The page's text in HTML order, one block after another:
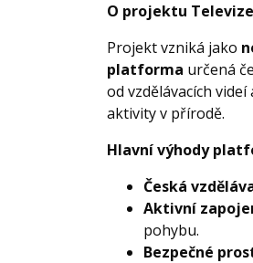
O projektu Televize
Projekt vzniká jako
platforma určená
od vzdělávacích
aktivity v přírodě.
Hlavní výhody
Česká
Aktivní
pohybu.
Bezpečné